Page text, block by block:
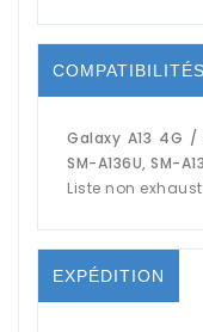
COMPATIBILITÉS
Galaxy A13 4G /
SM-A136U, SM-
Liste non
EXPÉDITION